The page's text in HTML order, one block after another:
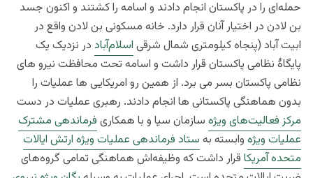
حمله‌ای را در پاکستان انجام دادند و اسامه را کشتند و اکنون جسد
بن لادن در اختیار آنان قرار دارد. خانه مسکونی بن لادن واقع در
ابیت آباد (پنجاه کیلومتری شمال شرقی اسلام‌آباد در نزدیک یک
پایگاۀ نظامی پاکستان قرار داشت و اسامه تحت محافظت نیرو های
نظامی پاکستان بسر می برد. از همین رو امریکایی ها عملیات را
بدون هماهنگی پاکستانی ها انجام دادند. رهبری عملیات در دست
مرکز فعالیت‌های ویژه سازمان سیا و با همکاری فرماندهی مشترک
عملیات ویژه وابسته به ستاد فرماندهی عملیات ویژه ارتش ایالات
متحده آمریکا قرار داشت که وظیفه‌اش هماهنگی تمامی گروه‌های